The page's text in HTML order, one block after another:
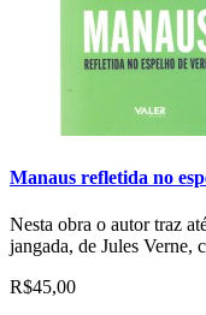
Manaus refletida no
Nesta obra o autor traz
jangada, de Jules Verne,
R$45,00